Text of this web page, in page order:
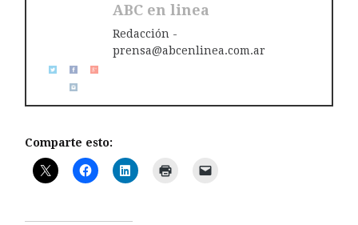
ABC en linea
Redacción -
prensa@abcenlinea.com.ar
Comparte esto: